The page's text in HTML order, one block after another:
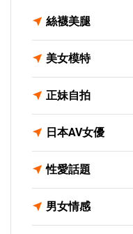
絲襪美腿
美女模特
正妹自拍
日本AV女優
性愛話題
男女情感